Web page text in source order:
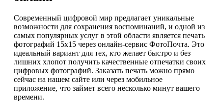
Современный цифровой мир предлагает уникальные
возможности для сохранения воспоминаний, и одной из
самых популярных услуг в этой области является печать
фотографий 15х15 через онлайн-сервис ФотоПочта. Это
идеальный вариант для тех, кто желает быстро и без
лишних хлопот получить качественные отпечатки своих
цифровых фотографий. Заказать печать можно прямо
сейчас на нашем сайте или через мобильное
приложение, что займет всего несколько минут вашего
времени.